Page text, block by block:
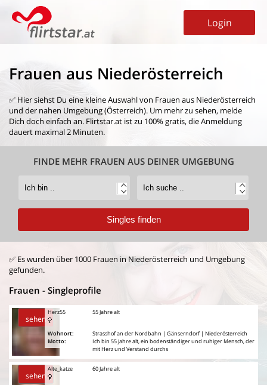
Login
Frauen aus Niederösterreich
✅ Hier siehst Du eine kleine Auswahl von Frauen aus Niederösterreich
und der nahen Umgebung (Österreich). Um mehr zu sehen, melde
Dich doch einfach an. Flirtstar.at ist zu 100% gratis, die Anmeldung
dauert maximal 2 Minuten.
FINDE MEHR FRAUEN AUS DEINER UMGEBUNG
✅ Es wurden über 1000 Frauen in Niederösterreich und Umgebung
gefunden.
Frauen - Singleprofile
sehen
Herz55
Wohnort:
Motto:
55 Jahre alt
Strasshof an der Nordbahn | Gänserndorf | Niederösterreich
Ich bin 55 Jahre alt, ein bodenständiger und ruhiger Mensch, der
mit Herz und Verstand durchs
sehen
Alte_katze 60 Jahre alt